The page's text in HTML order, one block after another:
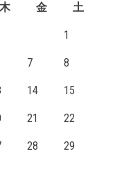
木 金 土
1
7 8
14 15
21 22
28 29